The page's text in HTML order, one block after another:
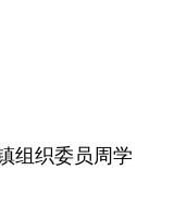
组织委员周学